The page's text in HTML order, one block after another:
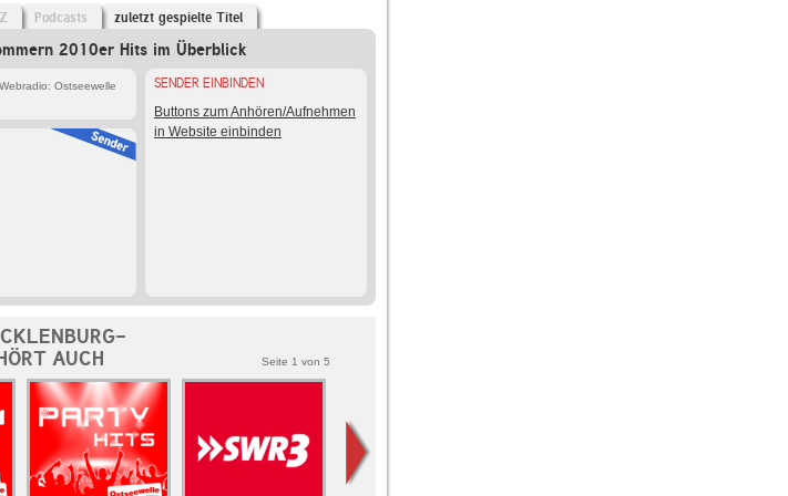
Podcasts zuletzt gespielte Titel
2010er Hits im Überblick
Ostseewelle
SENDER EINBINDEN
Buttons zum Anhören/Aufnehmen
in Website einbinden
AUCH
Seite 1 von 5